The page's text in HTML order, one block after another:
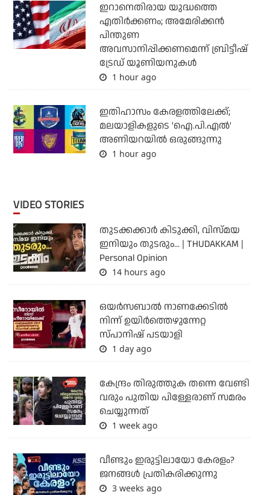
ഇറാനെതിരായ യുദ്ധത്തെ
എതിര്‍ക്കണം; അമേരിക്കന്‍
പിന്തുണ
അവസാനിപ്പിക്കണമെന്ന് ബ്രിട്ടീഷ്
ട്രേഡ് യൂണിയനുകള്‍
1 hour ago
ഇതിഹാസം കേരളത്തിലേക്ക്;
മലയാളികളുടെ 'ഐ.പി.എല്‍'
അണിയറയില്‍ ഒരുങ്ങുന്നു
1 hour ago
VIDEO STORIES
തുടക്കക്കാര്‍ കിടുക്കി, വിസ്മയ
ഇനിയും തുടരും... | THUDAKKAM |
Personal Opinion
14 hours ago
ഒയര്‍സബാൽ നാണക്കേടിൽ
നിന്ന് ഉയിർത്തെഴുന്നേറ്റ
സ്പാനിഷ് പടയാളി
1 day ago
കേന്ദ്രം തിരുത്തുക തന്നെ വേണ്ടി
വരും പുതിയ പിള്ളേരാണ് സമരം
ചെയ്യുന്നത്
1 week ago
വീണ്ടും ഇരുട്ടിലായോ കേരളം?
ജനങ്ങൾ പ്രതികരിക്കുന്നു
3 weeks ago